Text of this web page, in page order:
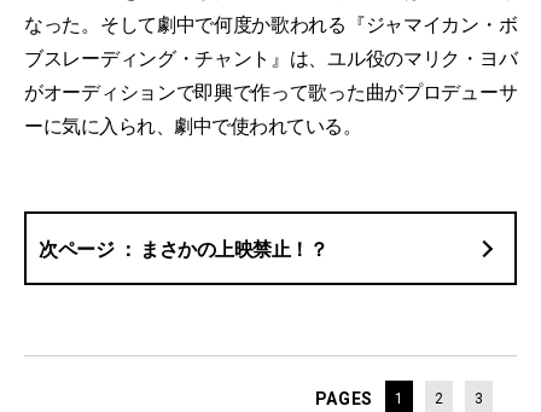
なった。そして劇中で何度か歌われる『ジャマイカン・ボ
ブスレーディング・チャント』は、ユル役のマリク・ヨバ
がオーディションで即興で作って歌った曲がプロデューサ
ーに気に入られ、劇中で使われている。
まさかの上映禁止！？
PAGES 1 2 3